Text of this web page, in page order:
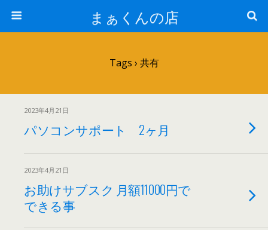
まぁくんの店
Tags › 共有
2023年4月21日
パソコンサポート 2ヶ月
2023年4月21日
お助けサブスク 月額11000円で
できる事